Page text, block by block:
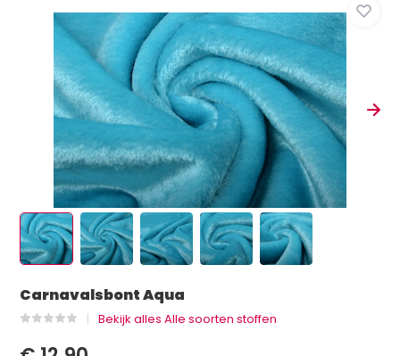
Carnavalsbont Aqua
Bekijk alles Alle soorten stoffen